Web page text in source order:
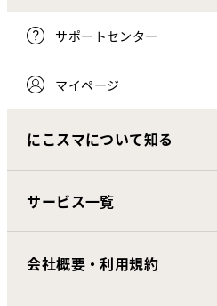
サポートセンター
マイページ
にこスマについて知る
サービス一覧
会社概要・利用規約